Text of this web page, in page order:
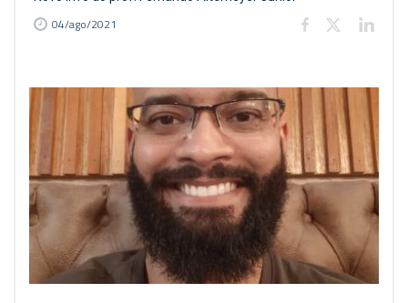
04/ago/2021